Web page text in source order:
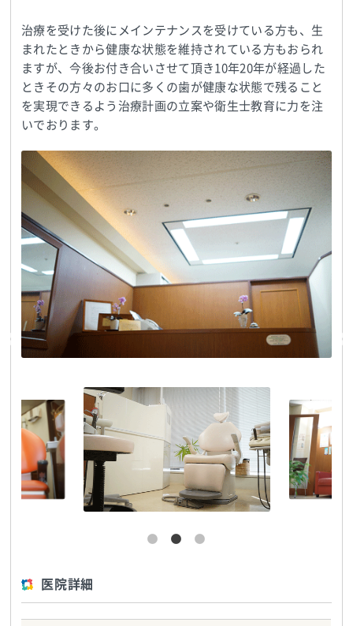
治療を受けた後にメインテナンスを受けている方も、生
まれたときから健康な状態を維持されている方もおられ
ますが、今後お付き合いさせて頂き10年20年が経過した
ときその方々のお口に多くの歯が健康な状態で残ること
を実現できるよう治療計画の立案や衛生士教育に力を注
いでおります。
医院詳細